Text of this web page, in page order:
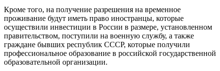
Кроме того, на получение разрешения на временное
проживание будут иметь право иностранцы, которые
осуществили инвестиции в России в размере, установленном
правительством, поступили на военную службу, а также
граждане бывших республик СССР, которые получили
профессиональное образование в российской государственной
образовательной организации.